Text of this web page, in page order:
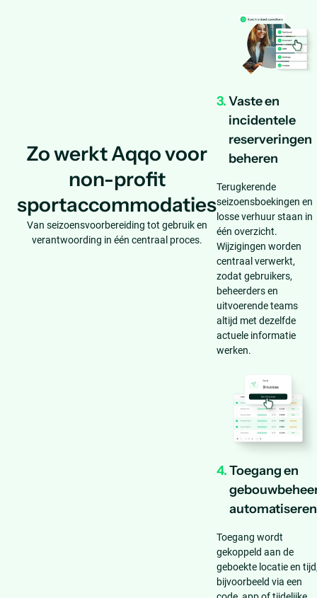
Zo werkt Aqqo voor
non-profit
sportaccommodaties
Van seizoensvoorbereiding tot gebruik en
verantwoording in één centraal proces.
3.Vaste en
incidentele
reserveringen
beheren
Terugkerende
seizoensboekingen en
losse verhuur staan in
één overzicht.
Wijzigingen worden
centraal verwerkt,
zodat gebruikers,
beheerders en
uitvoerende teams
altijd met dezelfde
actuele informatie
werken.
4.Toegang en
automatiseren
Toegang wordt
gekoppeld aan de
geboekte locatie en
bijvoorbeeld via een